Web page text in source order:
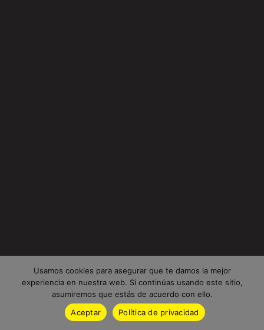
Usamos cookies para asegurar que te damos la mejor
experiencia en nuestra web. Si continúas usando este sitio,
asumiremos que estás de acuerdo con ello.
Aceptar
Política de privacidad